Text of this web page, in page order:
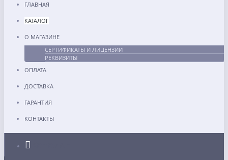
ГЛАВНАЯ
КАТАЛОГ
О МАГАЗИНЕ
СЕРТИФИКАТЫ И ЛИЦЕНЗИИ
РЕКВИЗИТЫ
ОПЛАТА
ДОСТАВКА
ГАРАНТИЯ
КОНТАКТЫ